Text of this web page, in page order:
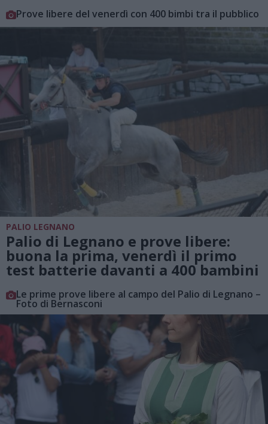
Prove libere del venerdì con 400 bimbi tra il pubblico
PALIO LEGNANO
Palio di Legnano e prove libere:
buona la prima, venerdì il primo
test batterie davanti a 400 bambini
Le prime prove libere al campo del Palio di Legnano –
Foto di Bernasconi